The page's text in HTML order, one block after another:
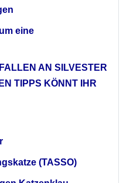
eine
AN SILVESTER
TIPPS KÖNNT IHR
(TASSO)